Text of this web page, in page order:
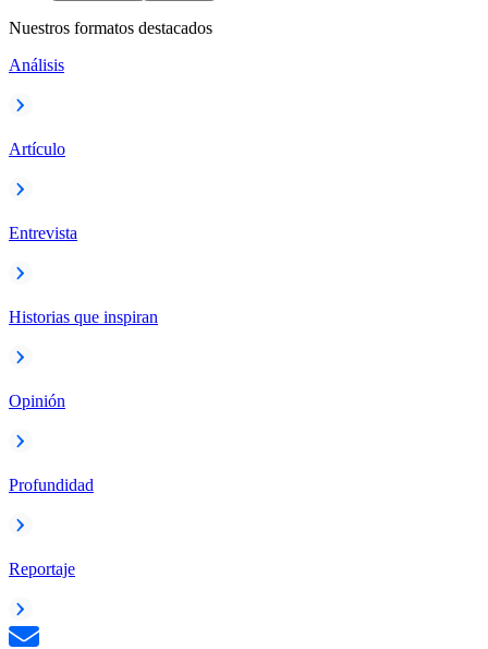
Nuestros formatos destacados
Análisis
Artículo
Entrevista
Historias que inspiran
Opinión
Profundidad
Reportaje